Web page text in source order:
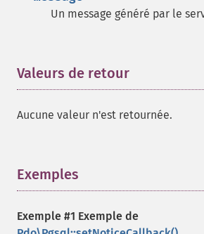
Un message généré par le
Valeurs de retour
Aucune valeur n'est retournée.
Exemples
Exemple #1 Exemple de